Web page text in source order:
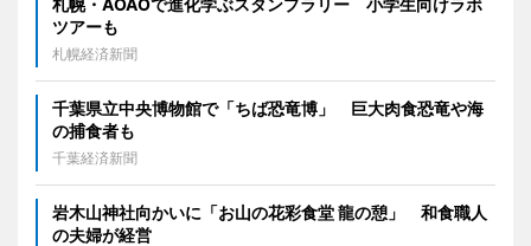
ツアーも
札幌経済新聞
千葉県立中央博物館で「ちば恐竜博」 巨大肉食恐竜や海
の捕食者も
千葉経済新聞
岩木山神社向かいに「お山の花彩食堂 龍の憩」 和食職人
の夫婦が経営